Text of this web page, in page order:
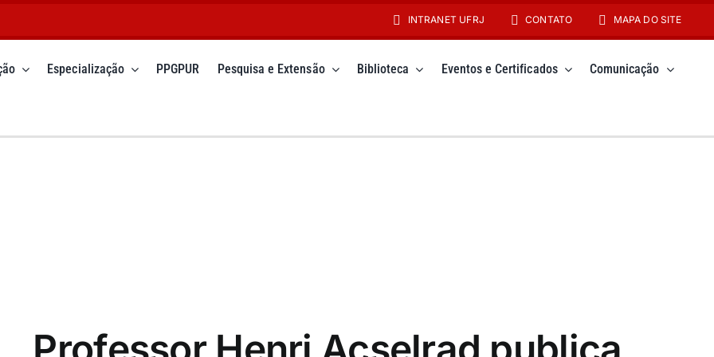
INTRANET UFRJ CONTATO MAPA DO SITE
Especialização PPGPUR Pesquisa e Extensão Biblioteca Eventos e Certificados Comunicação